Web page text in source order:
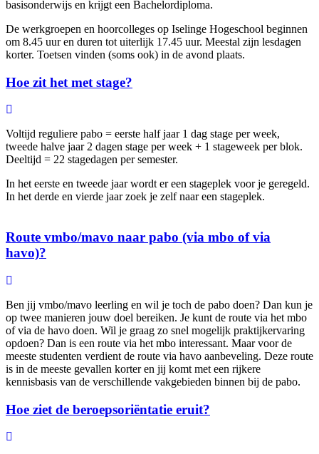
basisonderwijs en krijgt een Bachelordiploma.
De werkgroepen en hoorcolleges op Iselinge Hogeschool beginnen
om 8.45 uur en duren tot uiterlijk 17.45 uur. Meestal zijn lesdagen
korter. Toetsen vinden (soms ook) in de avond plaats.
Hoe zit het met stage?
Voltijd reguliere pabo = eerste half jaar 1 dag stage per week,
tweede halve jaar 2 dagen stage per week + 1 stageweek per blok.
Deeltijd = 22 stagedagen per semester.
In het eerste en tweede jaar wordt er een stageplek voor je geregeld.
In het derde en vierde jaar zoek je zelf naar een stageplek.
Route vmbo/mavo naar pabo (via mbo of via
havo)?
Ben jij vmbo/mavo leerling en wil je toch de pabo doen? Dan kun je
op twee manieren jouw doel bereiken. Je kunt de route via het mbo
of via de havo doen. Wil je graag zo snel mogelijk praktijkervaring
opdoen? Dan is een route via het mbo interessant. Maar voor de
meeste studenten verdient de route via havo aanbeveling. Deze route
is in de meeste gevallen korter en jij komt met een rijkere
kennisbasis van de verschillende vakgebieden binnen bij de pabo.
Hoe ziet de beroepsoriëntatie eruit?